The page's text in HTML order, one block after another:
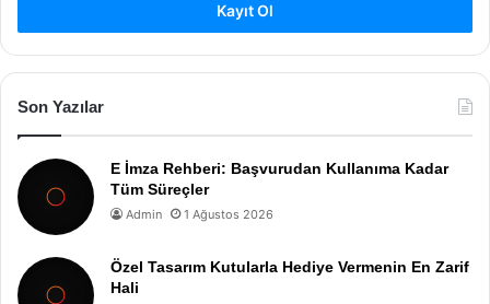
Kayıt Ol
Son Yazılar
E İmza Rehberi: Başvurudan Kullanıma Kadar
Tüm Süreçler
Admin 1 Ağustos 2026
Özel Tasarım Kutularla Hediye Vermenin En Zarif
Hali